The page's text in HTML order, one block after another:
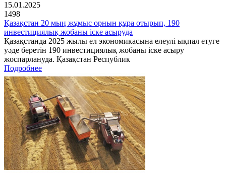
15.01.2025
1498
Қазақстан 20 мың жұмыс орнын құра отырып, 190
инвестициялық жобаны іске асыруда
Қазақстанда 2025 жылы ел экономикасына елеулі ықпал етуге
уәде беретін 190 инвестициялық жобаны іске асыру
жоспарлануда. Қазақстан Республик
Подробнее